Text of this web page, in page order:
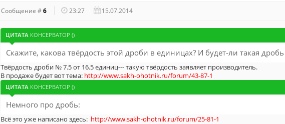
Сообщение #6 23:27 15.07.2014
ЦИТАТА КОНСЕРВАТОР ()
Скажите, какова твёрдость этой дроби в единицах? И будет-ли такая
Твёрдость дроби № 7.5 от 16.5 единиц--- такую твёрдость заявляет производитель.
В продаже будет вот тема: http://www.sakh-ohotnik.ru/forum/43-87-1
ЦИТАТА КОНСЕРВАТОР ()
Немного про дробь:
Всё это уже написано здесь: http://www.sakh-ohotnik.ru/forum/25-81-1